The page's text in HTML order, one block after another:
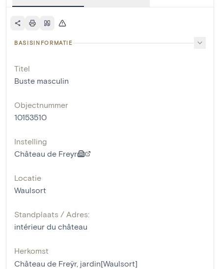
BASISINFORMATIE
Titel
Buste masculin
Objectnummer
10153510
Instelling
Château de Freyr
Locatie
Waulsort
Standplaats / Adres:
intérieur du château
Herkomst
Château de Freÿr, jardin[Waulsort]